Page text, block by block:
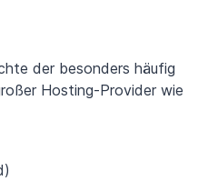
der besonders häufig
Hosting-Provider wie